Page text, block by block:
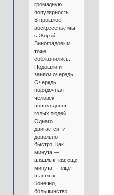
громадную
популярность.
В прошлое
воскресенье мы
с Жорой
Виноградовым
тоже
соблазнились.
Подошли и
заняли очередь.
Очередь
порядочная —
человек
восемьдесят
голых людей.
Однако
двигается. И
довольно
быстро. Как
минута —
шашлык, как еще
минута — еще
шашлык.
Конечно,
большинство